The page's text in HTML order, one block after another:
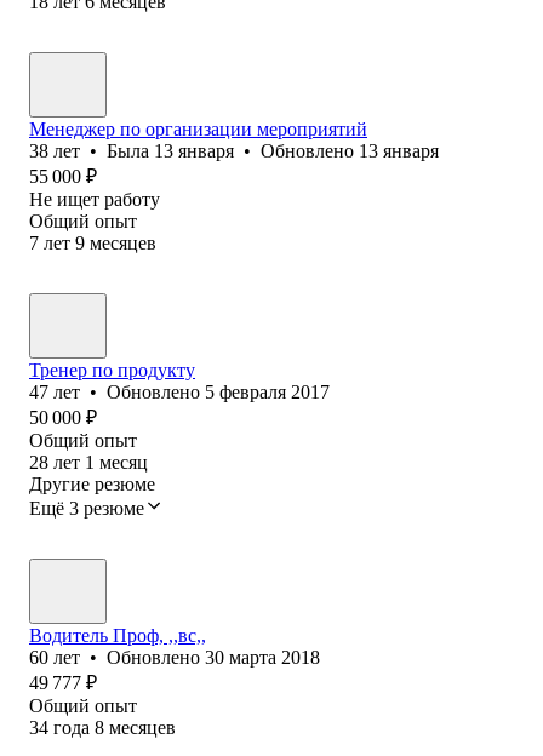
Менеджер по организации мероприятий
38 лет • Была 13 января • Обновлено 13 января
55 000 ₽
Не ищет работу
Общий опыт
7 лет 9 месяцев
Тренер по продукту
47 лет • Обновлено 5 февраля 2017
50 000 ₽
Общий опыт
28 лет 1 месяц
Другие резюме
Ещё 3 резюме
Водитель Проф, ,,вс,,
60 лет • Обновлено 30 марта 2018
49 777 ₽
Общий опыт
34 года 8 месяцев